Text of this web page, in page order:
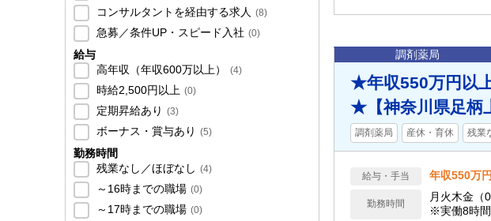
コンサルタントを経由する求人 (8)
急募／条件UP・スピード入社 (0)
給与
高年収（年収600万以上）
(4)
時給2,500円以上 (0)
定期昇給あり (3)
ボーナス・賞与あり (5)
勤務時間
残業なし／ほぼなし (4)
～16時までの職場 (0)
～17時までの職場 (0)
調剤薬局
★年収550万円以
★【神奈川県足柄
調剤薬局 産休・育休 残業
給与・手当 年収550万
勤務時間
月火木金（
※実働8時